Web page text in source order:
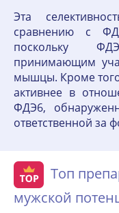
Эта
сравнению с
поскольку
принимающим
мышцы. Кроме
активнее в
ФДЭ6,
ответственной за
Топ
мужской